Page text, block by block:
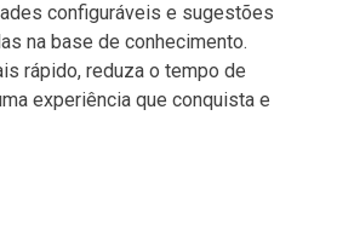
configuráveis e sugestões
na base de conhecimento.
rápido, reduza o tempo de
experiência que conquista e